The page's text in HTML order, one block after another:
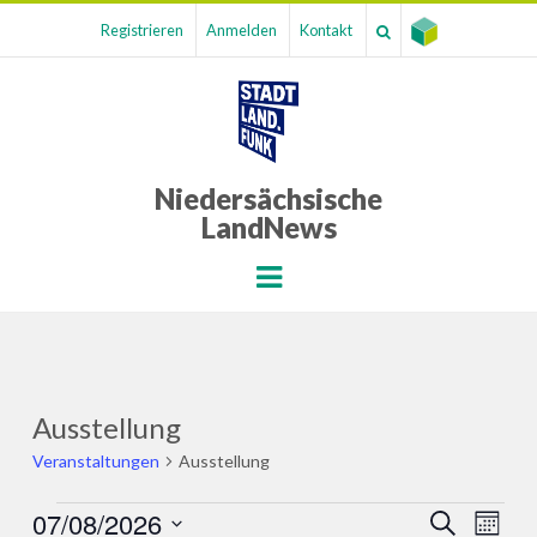
Registrieren Anmelden Kontakt
Niedersächsische
LandNews
Menu
Ausstellung
Veranstaltungen Ausstellung
Veranstaltungen SUCHE
07/08/2026